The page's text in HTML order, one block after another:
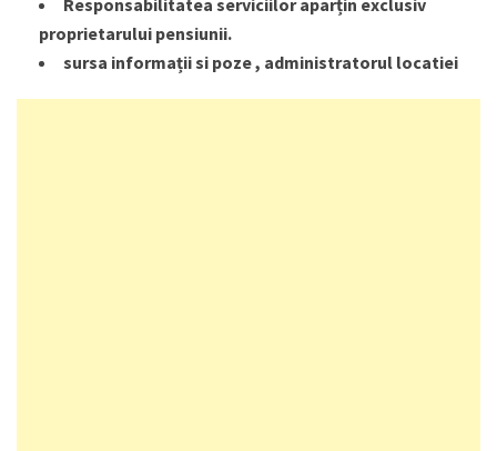
Responsabilitatea serviciilor aparțin exclusiv
proprietarului pensiunii.
sursa informații si poze , administratorul locatiei